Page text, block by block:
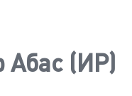
Абас (ИР)